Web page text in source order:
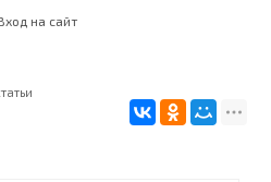
на сайт